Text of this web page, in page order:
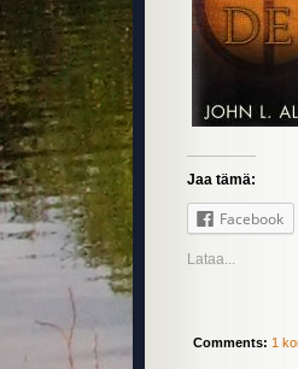
Jaa tämä:
Facebook
Lataa...
Comments: 1